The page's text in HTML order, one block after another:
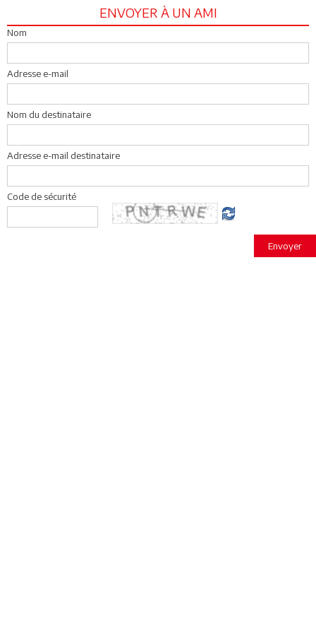
ENVOYER À UN AMI
Nom
Adresse e-mail
Nom du destinataire
Adresse e-mail destinataire
Code de sécurité
Envoyer